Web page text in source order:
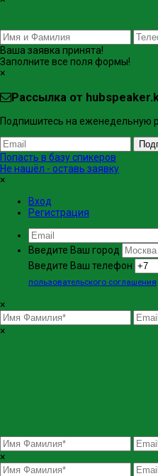
Ваша заявка принята!
Заполните все поля формы!
×
Рассылка от
Подпишитесь на еженедельную
Попасть в базу спикеров
Не нашёл - оставь заявку
×
Вход
Регистрация
Введите Ваш город
Введите Ваш телефон
пользовательского соглашения
×
×
×